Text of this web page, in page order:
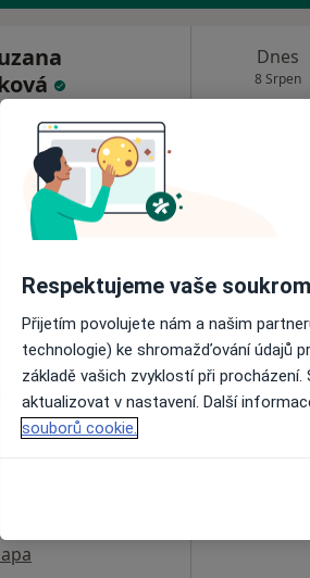
·
názorů
3 800 Kč
Dnes
8 Srpen
Novotná
Více
názor
Dnes
Respektujeme vaše
Přijetím povolujete nám a našim
technologie) ke shromažďování údajů
základě vašich zvyklostí při
aktualizovat v nastavení. Další
souborů cookie.